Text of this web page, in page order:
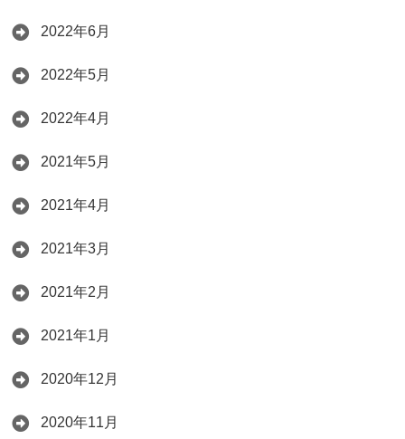
2022年6月
2022年5月
2022年4月
2021年5月
2021年4月
2021年3月
2021年2月
2021年1月
2020年12月
2020年11月